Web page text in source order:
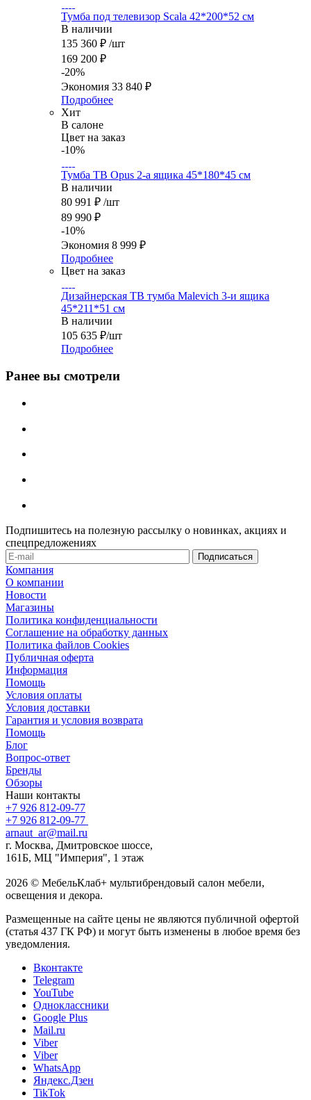
Тумба под телевизор Scala 42*200*52 см
В наличии
135 360 ₽ /шт
169 200 ₽
-20%
Экономия 33 840 ₽
Подробнее
Хит
В салоне
Цвет на заказ
-10%
Тумба ТВ Opus 2-а ящика 45*180*45 см
В наличии
80 991 ₽ /шт
89 990 ₽
-10%
Экономия 8 999 ₽
Подробнее
Цвет на заказ
Дизайнерская ТВ тумба Malevich 3-и ящика
45*211*51 см
В наличии
105 635 ₽/шт
Подробнее
Ранее вы смотрели
Подпишитесь на полезную рассылку о новинках, акциях и
спецпредложениях
Компания
О компании
Новости
Магазины
Политика конфиденциальности
Соглашение на обработку данных
Политика файлов Cookies
Публичная оферта
Информация
Помощь
Условия оплаты
Условия доставки
Гарантия и условия возврата
Помощь
Блог
Вопрос-ответ
Бренды
Обзоры
Наши контакты
+7 926 812-09-77
+7 926 812-09-77
arnaut_ar@mail.ru
г. Москва, Дмитровское шоссе,
161Б, МЦ "Империя", 1 этаж
2026 © МебельКлаб+ мультибрендовый салон мебели,
освещения и декора.
Размещенные на сайте цены не являются публичной офертой
(статья 437 ГК РФ) и могут быть изменены в любое время без
уведомления.
Вконтакте
Telegram
YouTube
Одноклассники
Google Plus
Mail.ru
Viber
Viber
WhatsApp
Яндекс.Дзен
TikTok